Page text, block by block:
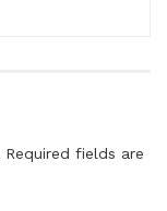
Required fields are